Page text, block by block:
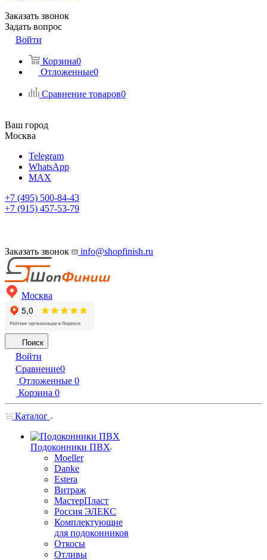
Заказать звонок
Задать вопрос
Войти
Корзина0
Отложенные0
Сравнение товаров0
Ваш город
Москва
Telegram
WhatsApp
MAX
+7 (495) 500-84-43
+7 (915) 457-53-79
Заказать звонок info@shopfinish.ru
Москва
Поиск
Войти
Сравнение0
Отложенные 0
Корзина 0
Каталог
Подоконники ПВХ
Moeller
Danke
Estera
Витраж
МастерПласт
Россия ЭЛЕКС
Комплектующие
для подоконников
Откосы
Отливы